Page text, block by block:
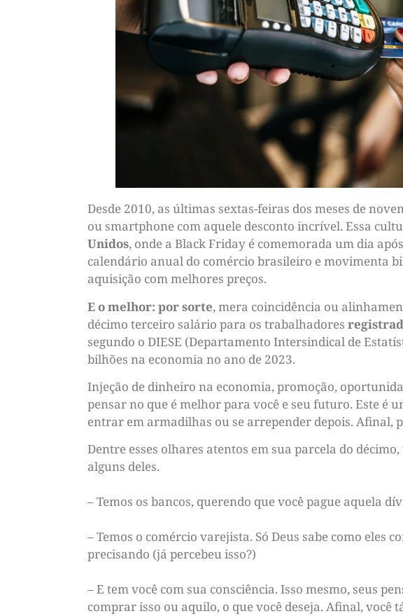
Desde 2010, as últimas sextas-feiras dos meses de
ou smartphone com aquele desconto incrível. Essa
Unidos, onde a Black Friday é comemorada um dia
calendário anual do comércio brasileiro e movimenta
aquisição com melhores preços.
E o melhor: por sorte, mera coincidência ou
décimo terceiro salário para os trabalhadores
segundo o DIESE (Departamento Intersindical de
bilhões na economia no ano de 2023.
Injeção de dinheiro na economia, promoção,
pensar no que é melhor para você e seu futuro. Este é
entrar em armadilhas ou se arrepender depois. Afinal,
Dentre esses olhares atentos em sua parcela do
alguns deles.
– Temos os bancos, querendo que você pague aquela
– Temos o comércio varejista. Só Deus sabe como eles
precisando (já percebeu isso?)
– E tem você com sua consciência. Isso mesmo, seus
comprar isso ou aquilo, o que você deseja. Afinal, você